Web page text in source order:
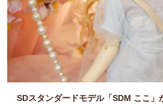
SDスタンダードモデル「SDM ここ」